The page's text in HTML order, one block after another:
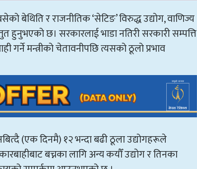
बेथिति र राजनीतिक ‘सेटिङ’ विरुद्ध उद्योग, वाणिज्य
हुनुभएको छ। सरकारलाई भाडा नतिरी सरकारी सम्पत्ति
मन्त्रीको चेतावनीपछि त्यसको ठूलो प्रभाव
(एक दिनमै) १२ भन्दा बढी ठूला उद्योगहरूले
बच्नका लागि अन्य कयौँ उद्योग र तिनका